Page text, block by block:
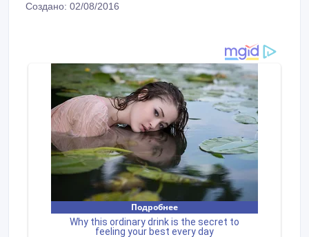
Создано: 02/08/2016